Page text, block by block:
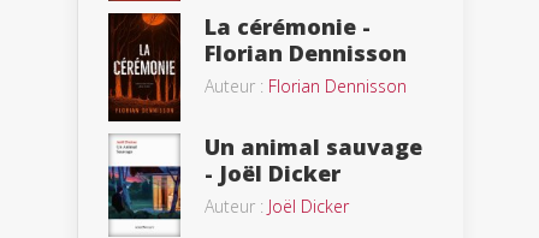
La cérémonie -
Florian Dennisson
Auteur : Florian Dennisson
Un animal sauvage
- Joël Dicker
Auteur : Joël Dicker